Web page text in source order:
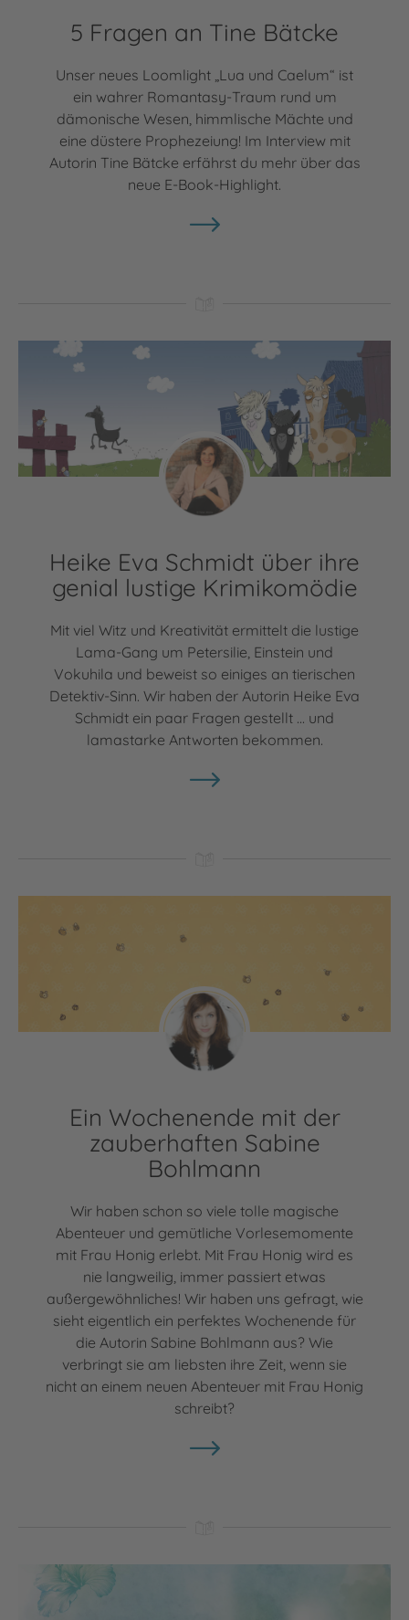
5 Fragen an Tine Bätcke
Unser neues Loomlight „Lua und Caelum“ ist
ein wahrer Romantasy-Traum rund um
dämonische Wesen, himmlische Mächte und
eine düstere Prophezeiung! Im Interview mit
Autorin Tine Bätcke erfährst du mehr über das
neue E-Book-Highlight.
Heike Eva Schmidt über ihre
genial lustige Krimikomödie
Mit viel Witz und Kreativität ermittelt die lustige
Lama-Gang um Petersilie, Einstein und
Vokuhila und beweist so einiges an tierischen
Detektiv-Sinn. Wir haben der Autorin Heike Eva
Schmidt ein paar Fragen gestellt ... und
lamastarke Antworten bekommen.
Ein Wochenende mit der
zauberhaften Sabine
Bohlmann
Wir haben schon so viele tolle magische
Abenteuer und gemütliche Vorlesemomente
mit Frau Honig erlebt. Mit Frau Honig wird es
nie langweilig, immer passiert etwas
außergewöhnliches! Wir haben uns gefragt, wie
sieht eigentlich ein perfektes Wochenende für
die Autorin Sabine Bohlmann aus? Wie
verbringt sie am liebsten ihre Zeit, wenn sie
nicht an einem neuen Abenteuer mit Frau Honig
schreibt?